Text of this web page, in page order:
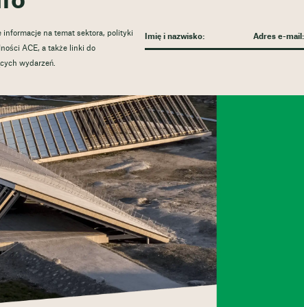
na temat sektora, polityki
ACE, a także linki do
wydarzeń.